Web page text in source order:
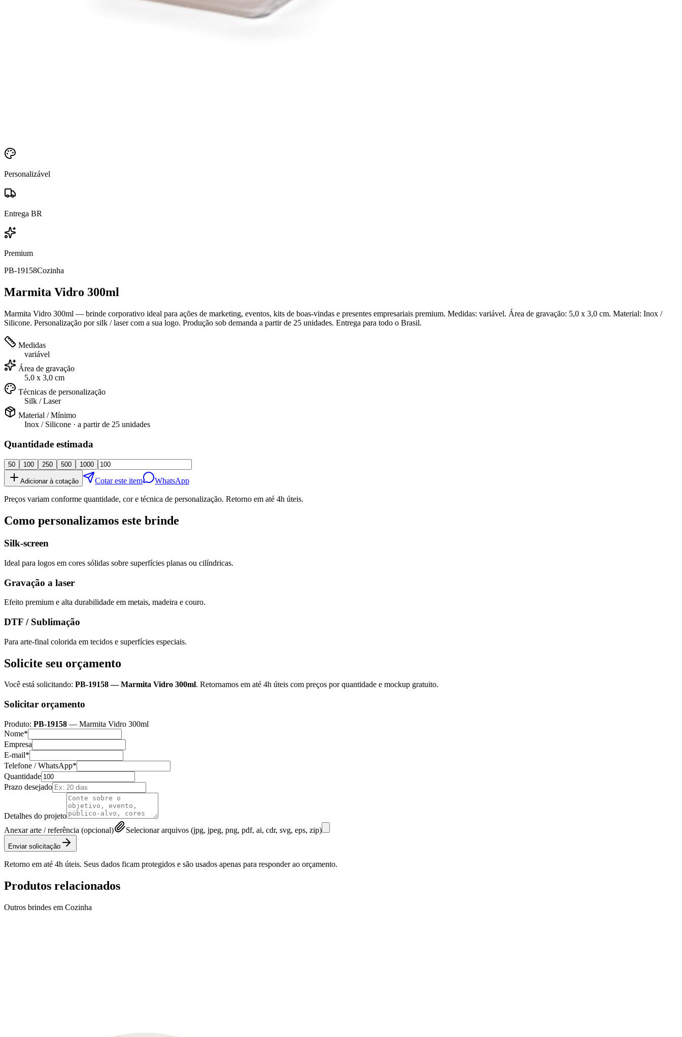
Personalizável
Entrega BR
Premium
PB-19158Cozinha
Marmita Vidro 300ml
Marmita Vidro 300ml — brinde corporativo ideal para ações de marketing, eventos, kits de boas-vindas e presentes empresariais premium. Medidas: variável. Área de gravação: 5,0 x 3,0 cm. Material: Inox /
Silicone. Personalização por silk / laser com a sua logo. Produção sob demanda a partir de 25 unidades. Entrega para todo o Brasil.
Medidas
variável
Área de gravação
5,0 x 3,0 cm
Técnicas de personalização
Silk / Laser
Material / Mínimo
Inox / Silicone · a partir de 25 unidades
Quantidade estimada
50 100 250 500 1000
Adicionar à cotação Cotar este item WhatsApp
Preços variam conforme quantidade, cor e técnica de personalização. Retorno em até 4h úteis.
Como personalizamos este brinde
Silk-screen
Ideal para logos em cores sólidas sobre superfícies planas ou cilíndricas.
Gravação a laser
Efeito premium e alta durabilidade em metais, madeira e couro.
DTF / Sublimação
Para arte-final colorida em tecidos e superfícies especiais.
Solicite seu orçamento
Você está solicitando: PB-19158—Marmita Vidro 300ml. Retornamos em até 4h úteis com preços por quantidade e mockup gratuito.
Solicitar orçamento
Produto: PB-19158 — Marmita Vidro 300ml
Nome*
Empresa
E-mail*
Telefone / WhatsApp*
Quantidade
Prazo desejado
Detalhes do projeto
Anexar arte / referência (opcional)
Selecionar arquivos (jpg, jpeg, png, pdf, ai, cdr, svg, eps, zip)
Enviar solicitação
Retorno em até 4h úteis. Seus dados ficam protegidos e são usados apenas para responder ao orçamento.
Produtos relacionados
Outros brindes em Cozinha